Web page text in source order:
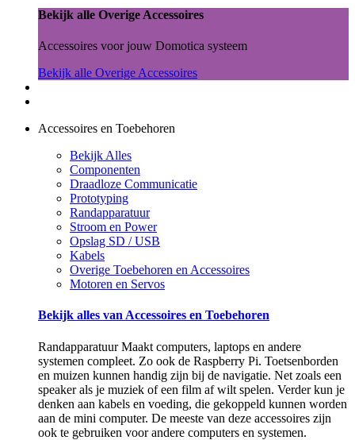
Bekijk alle Overige Accessoires
Accessoires voor jouw Domotica systeem
Bekijk alle Overige Accessoires
Accessoires en Toebehoren
Bekijk Alles
Componenten
Draadloze Communicatie
Prototyping
Randapparatuur
Stroom en Power
Opslag SD / USB
Kabels
Overige Toebehoren en Accessoires
Motoren en Servos
Bekijk alles van Accessoires en Toebehoren
Randapparatuur Maakt computers, laptops en andere
systemen compleet. Zo ook de Raspberry Pi. Toetsenborden
en muizen kunnen handig zijn bij de navigatie. Net zoals een
speaker als je muziek of een film af wilt spelen. Verder kun je
denken aan kabels en voeding, die gekoppeld kunnen worden
aan de mini computer. De meeste van deze accessoires zijn
ook te gebruiken voor andere computers en systemen.